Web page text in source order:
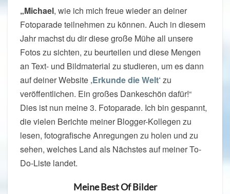
„Michael, wie ich mich freue wieder an deiner
Fotoparade teilnehmen zu können. Auch in diesem
Jahr machst du dir diese große Mühe all unsere
Fotos zu sichten, zu beurteilen und diese Mengen
an Text- und Bildmaterial zu studieren, um es dann
auf deiner Website ‚Erkunde die Welt‘zu
veröffentlichen. Ein großes Dankeschön dafür!“
Dies ist nun meine 3. Fotoparade. Ich bin gespannt,
die vielen Berichte meiner Blogger-Kollegen zu
lesen, fotografische Anregungen zu holen und zu
sehen, welches Land als Nächstes auf meiner To-
Do-Liste landet.
Meine Best Of Bilder